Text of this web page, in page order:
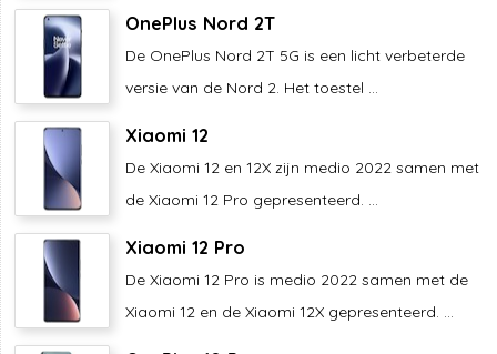
OnePlus Nord 2T
De OnePlus Nord 2T 5G is een licht verbeterde
versie van de Nord 2. Het toestel ...
Xiaomi 12
De Xiaomi 12 en 12X zijn medio 2022 samen met
de Xiaomi 12 Pro gepresenteerd. ...
Xiaomi 12 Pro
De Xiaomi 12 Pro is medio 2022 samen met de
Xiaomi 12 en de Xiaomi 12X gepresenteerd. ...